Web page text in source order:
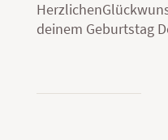
deinem Geburtstag